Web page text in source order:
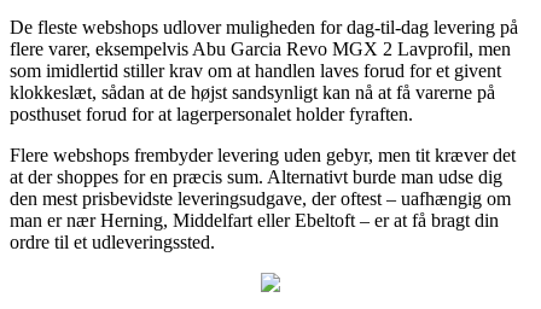
De fleste webshops udlover muligheden for dag-til-dag levering på
flere varer, eksempelvis Abu Garcia Revo MGX 2 Lavprofil, men
som imidlertid stiller krav om at handlen laves forud for et givent
klokkeslæt, sådan at de højst sandsynligt kan nå at få varerne på
posthuset forud for at lagerpersonalet holder fyraften.
Flere webshops frembyder levering uden gebyr, men tit kræver det
at der shoppes for en præcis sum. Alternativt burde man udse dig
den mest prisbevidste leveringsudgave, der oftest – uafhængig om
man er nær Herning, Middelfart eller Ebeltoft – er at få bragt din
ordre til et udleveringssted.